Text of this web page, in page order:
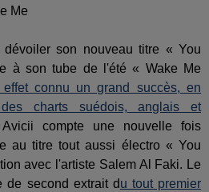
son nouveau titre « You
à son tube de l'été « Wake Me
connu un grand succès, en
charts suédois, anglais et
Avicii compte une nouvelle fois
au titre tout aussi électro « You
avec l'artiste Salem Al Faki. Le
de second extrait du tout premier